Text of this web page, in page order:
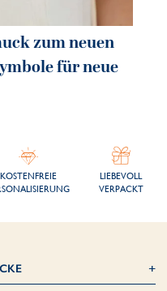
zum neuen
für neue
KOSTENFREIE
LIEBEVOLL
VERPACKT